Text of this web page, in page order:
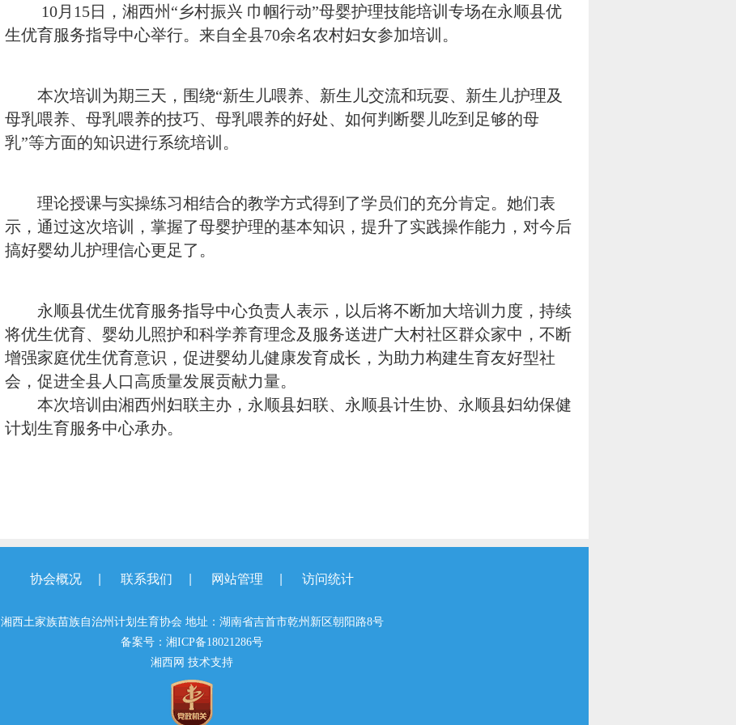
10月15日，湘西州“乡村振兴 巾帼行动”母婴护理技能培训专场在永顺县优
生优育服务指导中心举行。来自全县70余名农村妇女参加培训。
本次培训为期三天，围绕“新生儿喂养、新生儿交流和玩耍、新生儿护理及
母乳喂养、母乳喂养的技巧、母乳喂养的好处、如何判断婴儿吃到足够的母
乳”等方面的知识进行系统培训。
理论授课与实操练习相结合的教学方式得到了学员们的充分肯定。她们表
示，通过这次培训，掌握了母婴护理的基本知识，提升了实践操作能力，对今后
搞好婴幼儿护理信心更足了。
永顺县优生优育服务指导中心负责人表示，以后将不断加大培训力度，持续
将优生优育、婴幼儿照护和科学养育理念及服务送进广大村社区群众家中，不断
增强家庭优生优育意识，促进婴幼儿健康发育成长，为助力构建生育友好型社
会，促进全县人口高质量发展贡献力量。
本次培训由湘西州妇联主办，永顺县妇联、永顺县计生协、永顺县妇幼保健
计划生育服务中心承办。
协会概况 | 联系我们 | 网站管理 | 访问统计
湘西土家族苗族自治州计划生育协会 地址：湖南省吉首市乾州新区朝阳路8号
备案号： 湘ICP备18021286号
湘西网 技术支持